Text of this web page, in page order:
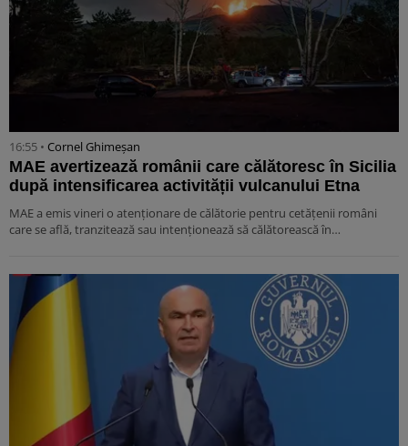
16:55 • Cornel Ghimeșan
MAE avertizează românii care călătoresc în Sicilia
după intensificarea activității vulcanului Etna
MAE a emis vineri o atenționare de călătorie pentru cetățenii români
care se află, tranzitează sau intenționează să călătorească în…